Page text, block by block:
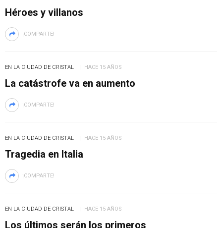
Héroes y villanos
¡COMPARTE!
EN LA CIUDAD DE CRISTAL HACE 15 AÑOS
La catástrofe va en aumento
¡COMPARTE!
EN LA CIUDAD DE CRISTAL HACE 15 AÑOS
Tragedia en Italia
¡COMPARTE!
EN LA CIUDAD DE CRISTAL HACE 15 AÑOS
Los últimos serán los primeros